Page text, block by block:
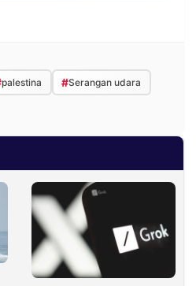
palestina #Serangan udara